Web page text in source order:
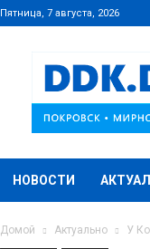
Пятница, 7 августа, 2026
DDK.DN.UA
НОВОСТИ
Домой Актуально У